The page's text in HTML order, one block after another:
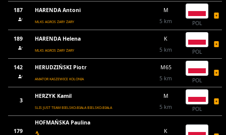
187 HARENDA Antoni
MLKS AGROS ŻARY ŻARY
M
5 km
POL
189 HARENDA Helena
MLKS AGROS ŻARY ŻARY
K
5 km
POL
142 HERUDZIŃSKI Piotr
AMATOR KASZEWICE KOLONIA
M65
5 km
POL
3
HERZYK Kamil
SLIS JUST TEAM BIELSKO-BIAŁA BIELSKO-BIAŁA
M
5 km
POL
179
HOFMAŃSKA Paulina
K